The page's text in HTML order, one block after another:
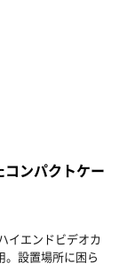
ンパクトケー
イエンドビデオカ
。設置場所に困ら